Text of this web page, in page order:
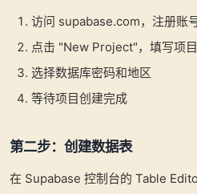
访问 supabase.com，注册账
点击 "New Project"，填写项
选择数据库密码和地区
等待项目创建完成
第二步：创建数据表
在 Supabase 控制台的 Table